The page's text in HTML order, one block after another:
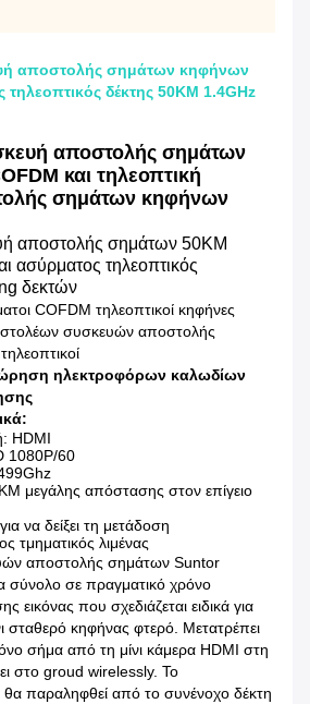
αποστολής σημάτων κηφήνων
δέκτης 50KM 1.4GHz
αποστολής σημάτων
και τηλεοπτική
σημάτων κηφήνων
αποστολής σημάτων 50KM
ασύρματος τηλεοπτικός
δεκτών
COFDM τηλεοπτικοί κηφήνες
συσκευών αποστολής
ηλεκτροφόρων καλωδίων
HDMI
1080P/60
μεγάλης απόστασης στον επίγειο
να δείξει τη μετάδοση
τμηματικός λιμένας
αποστολής σημάτων Suntor
σύνολο σε πραγματικό χρόνο
εικόνας που σχεδιάζεται ειδικά για
σταθερό κηφήνας φτερό. Μετατρέπει
σήμα από τη μίνι κάμερα HDMI στη
στο groud wirelessly. Το
παραληφθεί από το συνένοχο δέκτη